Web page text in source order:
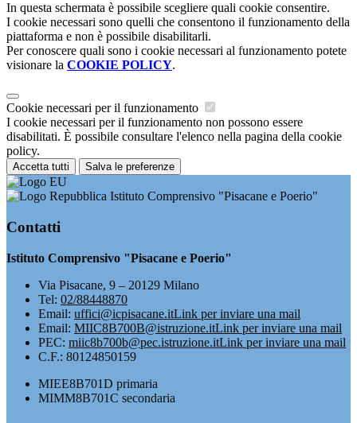
In questa schermata è possibile scegliere quali cookie consentire.
I cookie necessari sono quelli che consentono il funzionamento della
piattaforma e non è possibile disabilitarli.
Per conoscere quali sono i cookie necessari al funzionamento potete
visionare la COOKIE POLICY.
Cookie necessari per il funzionamento
I cookie necessari per il funzionamento non possono essere
disabilitati. È possibile consultare l'elenco nella pagina della cookie
policy.
Accetta tutti Salva le preferenze
Istituto Comprensivo "Pisacane e Poerio"
Contatti
Istituto Comprensivo "Pisacane e Poerio"
Via Pisacane, 9 – 20129 Milano
Tel: 02/88448870
Email: uffici@icpisacane.itLink per inviare una mail
Email: MIIC8B700B@istruzione.itLink per inviare una mail
PEC: miic8b700b@pec.istruzione.itLink per inviare una mail
C.F.: 80124850159
MIEE8B701D primaria
MIMM8B701C secondaria